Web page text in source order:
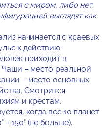
с миром, либо нет.
выглядят как
начинается с краевых
к действию,
приходит в
Чаши – место реальной
– место основных
Смотрится
и крестам.
когда все 10 планет
- 150° (не больше).